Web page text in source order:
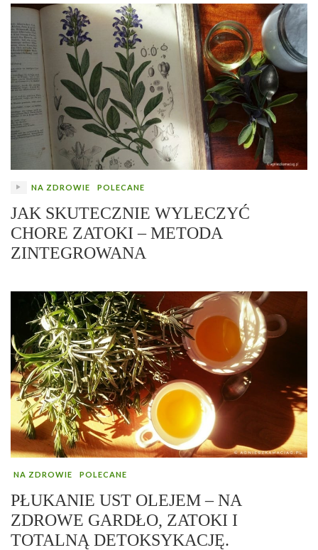
NA ZDROWIE POLECANE
JAK SKUTECZNIE WYLECZYĆ
CHORE ZATOKI – METODA
ZINTEGROWANA
NA ZDROWIE POLECANE
PŁUKANIE UST OLEJEM – NA
ZDROWE GARDŁO, ZATOKI I
TOTALNĄ DETOKSYKACJĘ.